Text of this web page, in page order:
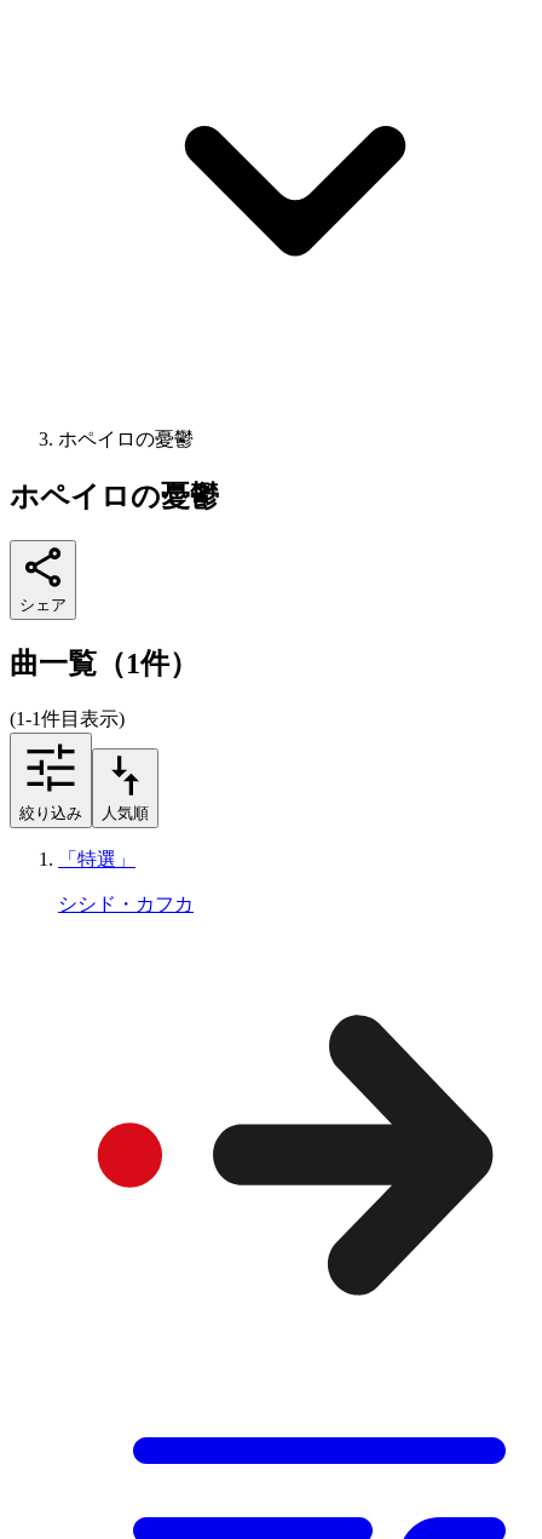
ホペイロの憂鬱
ホペイロの憂鬱
シェア
曲一覧（1件）
(1-1件目表示)
絞り込み 人気順
「特選」
シシド・カフカ